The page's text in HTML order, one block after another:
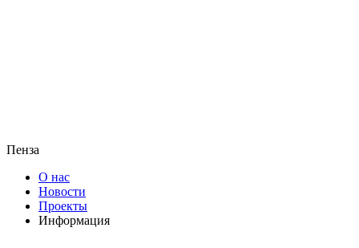
Пенза
О нас
Новости
Проекты
Информация